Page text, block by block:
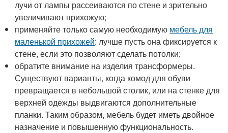
лучи от лампы рассеиваются по стене и зрительно
увеличивают прихожую;
применяйте только самую необходимую мебель для
маленькой прихожей: лучше пусть она фиксируется к
стене, если это позволяют сделать потолки;
обратите внимание на изделия трансформеры.
Существуют варианты, когда комод для обуви
превращается в небольшой столик, или на стенке для
верхней одежды выдвигаются дополнительные
планки. Таким образом, мебель будет иметь двойное
назначение и повышенную функциональность.